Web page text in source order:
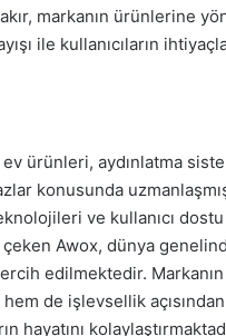
markanın ürünlerine
ile kullanıcıların
ev ürünleri, aydınlatma
konusunda
ve kullanıcı dostu
çeken Awox, dünya
edilmektedir.
de işlevsellik
hayatını